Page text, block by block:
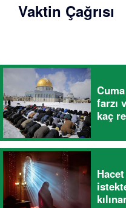
Vaktin Çağrısı
farzı
kaç